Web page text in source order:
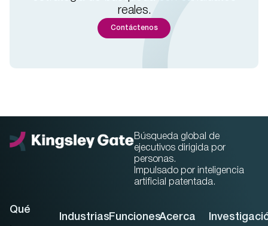
reales.
Contáctenos
Búsqueda global de
ejecutivos dirigida por
personas.
Impulsado por inteligencia
artificial patentada.
Qué
IndustriasFuncionesAcerca